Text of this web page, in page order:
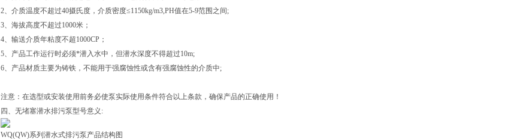
2、介质温度不超过40摄氏度，介质密度≤1150kg/m3,PH值在5-9范围之间;
3、海拔高度不超过1000米；
4、输送介质年粘度不超1000CP；
5、产品工作运行时必须*潜入水中，但潜水深度不得超过10m;
6、产品材质主要为铸铁，不能用于强腐蚀性或含有强腐蚀性的介质中;
注意：在选型或安装使用前务必使泵实际使用条件符合以上条款，确保产品的正确使用！
四、 无堵塞潜水排污泵型号意义:
WQ(QW)系列潜水式排污泵产品结构图